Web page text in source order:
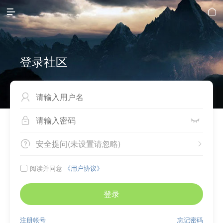
 
登录社区

 
 
安全提问(未设置请忽略)
 阅读并同意 《用户协议》
登录
忘记密码
注册帐号